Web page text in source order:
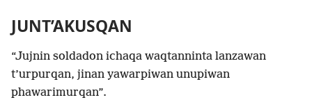
JUNT’AKUSQAN
“Jujnin soldadon ichaqa waqtanninta lanzawan
t’urpurqan, jinan yawarpiwan unupiwan
phawarimurqan”.